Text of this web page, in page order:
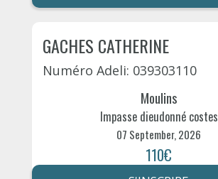
GACHES CATHERINE
Numéro Adeli: 039303110
Moulins
Impasse dieudonné costes
07 September, 2026
110€